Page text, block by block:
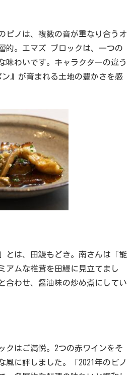
ピノは、複数の音が重なり合うオ
的。エマズ ブロックは、一つの
味わいです。キャラクターの違う
』が育まれる土地の豊かさを感
とは、田鰻もどき。南さんは「能
アムな椎茸を田鰻に見立てまし
合わせ、醤油味の炒め煮にしてい
クはご満悦。2つの赤ワインをそ
風に評しました。「2021年のピノ